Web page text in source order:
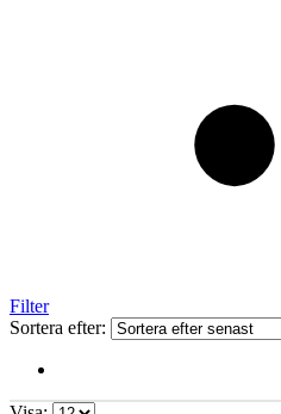
Filter
Sortera efter: